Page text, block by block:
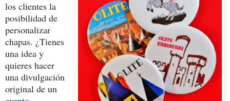
los clientes la
posibilidad de
personalizar
chapas. ¿Tienes
una idea y
quieres hacer
una divulgación
original de un